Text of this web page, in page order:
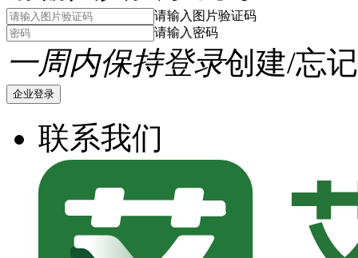
请输入图片验证码
请输入密码
一周内保持登录创建/忘
企业登录
联系我们